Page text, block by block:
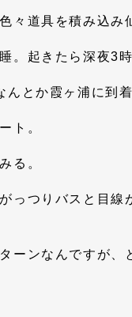
々道具を積み込
。起きたら深夜3
んとか霞ヶ浦に到
ト。
る。
っつりバスと目
ーンなんですが、